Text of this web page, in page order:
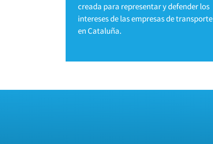
creada para representar y defender los
intereses de las empresas de transporte
en Cataluña.